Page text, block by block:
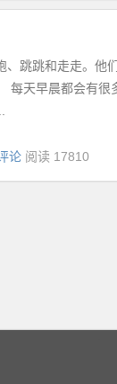
、跳跳和走走。他
每天早晨都会有
论 阅读 17810